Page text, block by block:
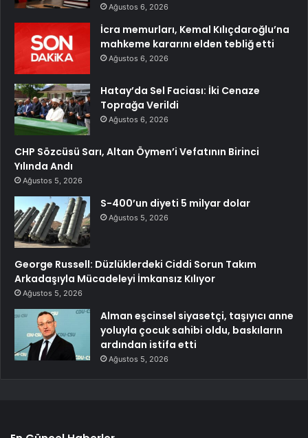
Ağustos 6, 2026
İcra memurları, Kemal Kılıçdaroğlu’na
mahkeme kararını elden tebliğ etti
Ağustos 6, 2026
Hatay’da Sel Faciası: İki Cenaze
Toprağa Verildi
Ağustos 6, 2026
CHP Sözcüsü Sarı, Altan Öymen’i Vefatının Birinci
Yılında Andı
Ağustos 5, 2026
S-400’un diyeti 5 milyar dolar
Ağustos 5, 2026
George Russell: Düzlüklerdeki Ciddi Sorun Takım
Arkadaşıyla Mücadeleyi İmkansız Kılıyor
Ağustos 5, 2026
Alman eşcinsel siyasetçi, taşıyıcı anne
yoluyla çocuk sahibi oldu, baskıların
ardından istifa etti
Ağustos 5, 2026